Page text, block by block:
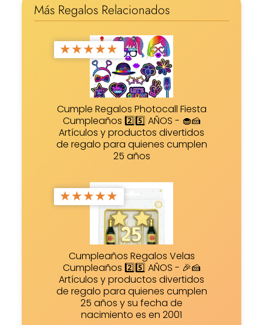
Más Regalos Relacionados
★★★★★
Cumple Regalos Photocall Fiesta
Cumpleaños 2️⃣5️⃣ AÑOS - 🧁🍰
Artículos y productos divertidos
de regalo para quienes cumplen
25 años
★★★★★
Cumpleaños Regalos Velas
Cumpleaños 2️⃣5️⃣ AÑOS - 🎉🍰
Artículos y productos divertidos
de regalo para quienes cumplen
25 años y su fecha de
nacimiento es en 2001